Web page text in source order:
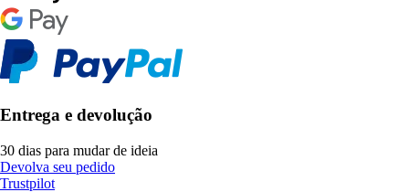
Entrega e devolução
30 dias para mudar de ideia
Devolva seu pedido
Trustpilot